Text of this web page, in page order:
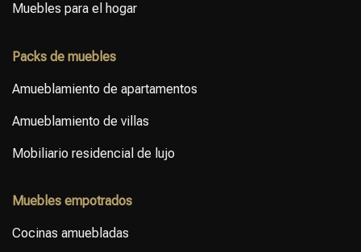
Muebles para el hogar
Packs de muebles
Amueblamiento de apartamentos
Amueblamiento de villas
Mobiliario residencial de lujo
Muebles empotrados
Cocinas amuebladas